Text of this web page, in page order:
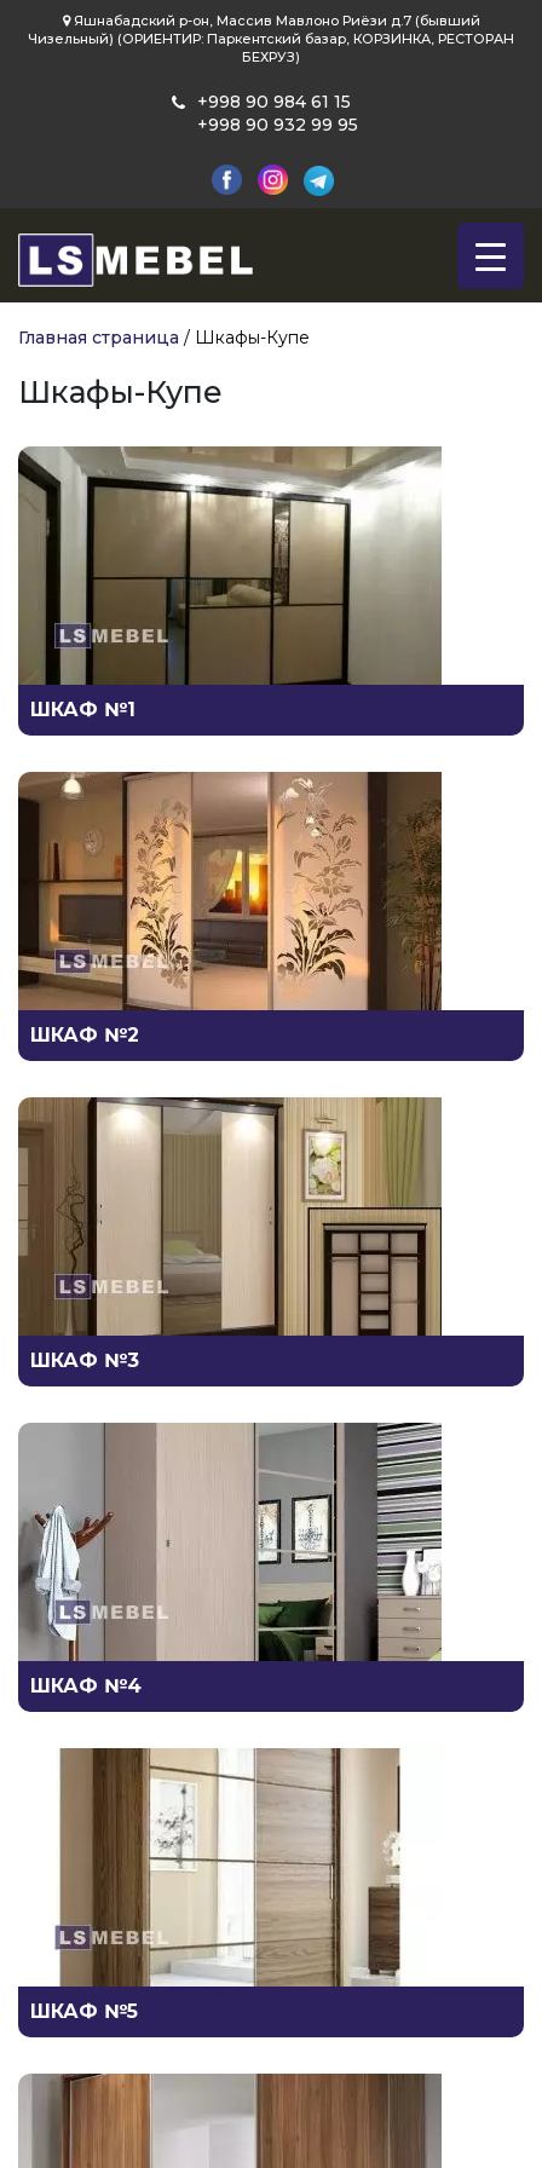
Яшнабадский р-он, Массив Мавлоно Риёзи д.7 (бывший
Чизельный) (ОРИЕНТИР: Паркентский базар, КОРЗИНКА, РЕСТОРАН
БЕХРУЗ)
+998 90 984 61 15
+998 90 932 99 95
Главная страница / Шкафы-Купе
Шкафы-Купе
ШКАФ №1
ШКАФ №2
ШКАФ №3
ШКАФ №4
ШКАФ №5